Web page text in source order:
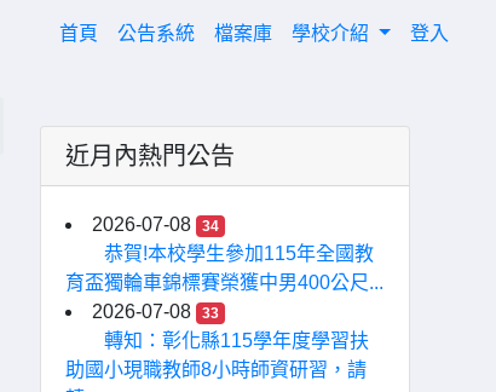
首頁 (current)
公告系統 檔案庫 學校介紹 登入
近月內熱門公告
2026-07-08 34
恭賀!本校學生參加115年全國教
育盃獨輪車錦標賽榮獲中男400公尺...
2026-07-08
33
轉知：彰化縣115學年度學習扶
助國小現職教師8小時師資研習，請